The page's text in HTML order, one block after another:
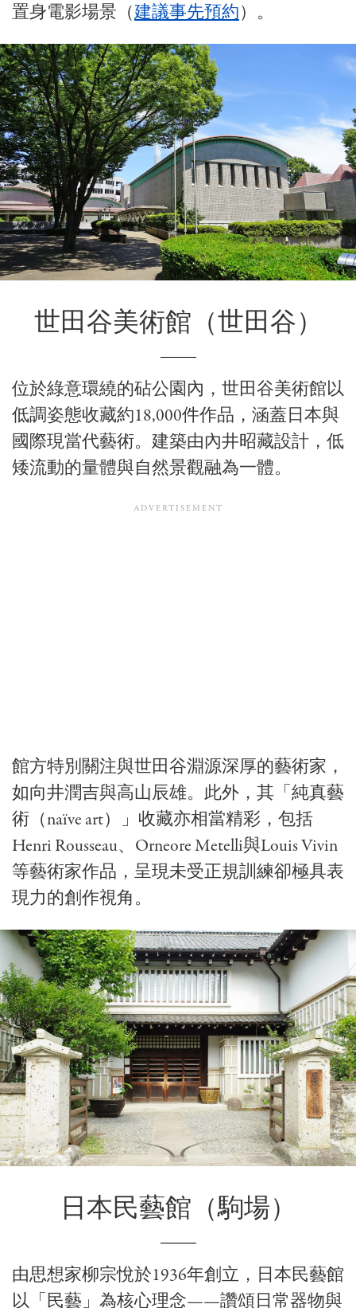
置身電影場景（建議事先預約）。
世田谷美術館 （世田谷）
位於綠意環繞的砧公園內，世田谷美術館以
低調姿態收藏約18,000件作品，涵蓋日本與
國際現當代藝術。建築由內井昭藏設計，低
矮流動的量體與自然景觀融為一體。
館方特別關注與世田谷淵源深厚的藝術家，
如向井潤吉與高山辰雄。此外，其「純真藝
術（naïve art）」收藏亦相當精彩，包括
Henri Rousseau、 Orneore Metelli與Louis Vivin
等藝術家作品，呈現未受正規訓練卻極具表
現力的創作視角。
日本民藝館 （駒場）
由思想家柳宗悅於1936年創立，日本民藝館
以「民藝」為核心理念——讚頌日常器物與